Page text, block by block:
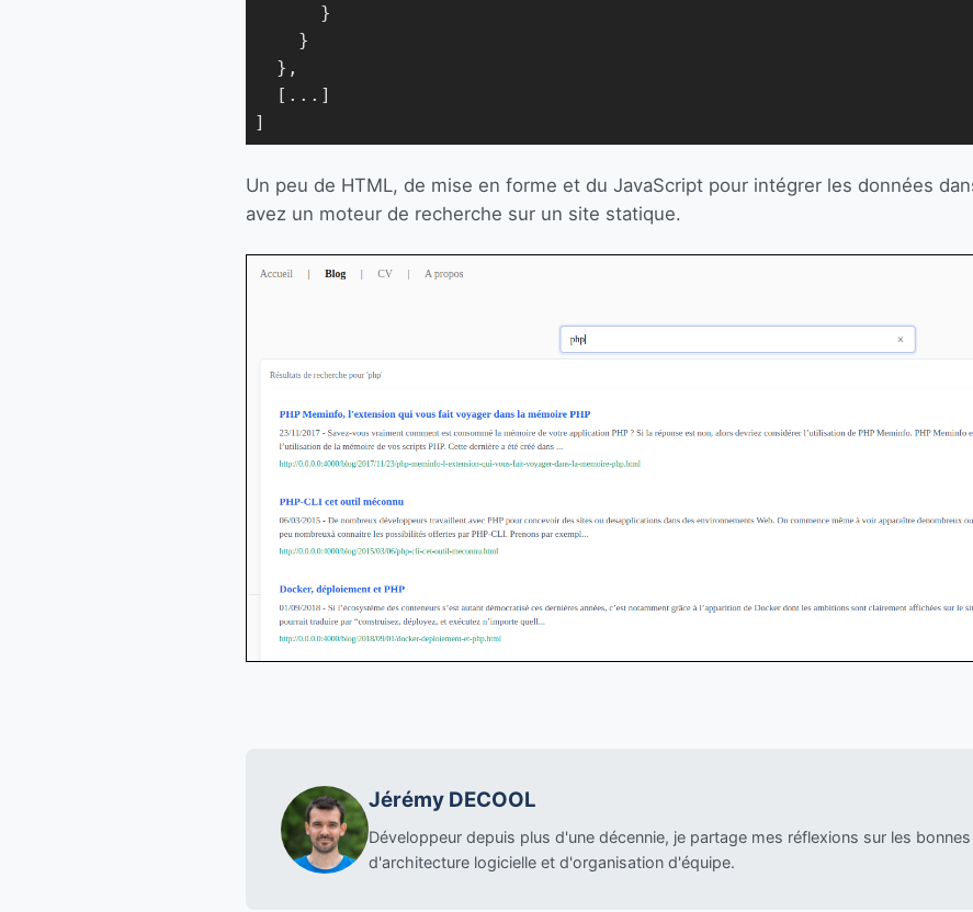
}
}
},
  [...]
]
Un peu de HTML, de mise en forme et du JavaScript pour intégrer les données
avez un moteur de recherche sur un site statique.
Jérémy DECOOL
Développeur depuis plus d'une décennie, je partage mes réflexions sur les
d'architecture logicielle et d'organisation d'équipe.